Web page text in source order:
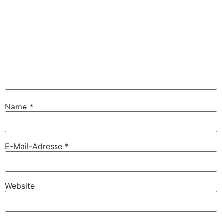
Name *
E-Mail-Adresse *
Website